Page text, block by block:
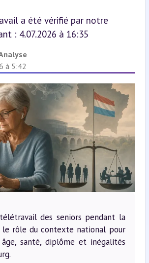
a été vérifié par notre
: 4.07.2026 à 16:35
à 5:42
des seniors pendant la
le rôle du contexte national pour
santé, diplôme et inégalités